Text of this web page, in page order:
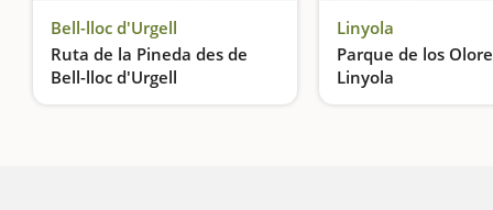
Bell-lloc d'Urgell
Ruta de la Pineda des de
Bell-lloc d'Urgell
Paseamos en bici y comemos de picnic bajo los pinos
Linyola
Parque de los
Linyola